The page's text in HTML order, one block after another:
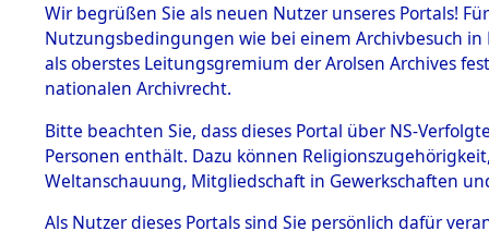
BESTÄNDE
1.
Inhaftierungsdoku
mente
1.2.9 Beim ITS
0009
Wir begrüßen Sie als neuen Nutzer unseres Portals!
Nutzungsbedingungen wie bei einem Archivbesuch
als oberstes Leitungsgremium der Arolsen Archives
nationalen Archivrecht.
Bitte beachten Sie, dass dieses Portal über NS-
Personen enthält. Dazu können
Weltanschauung, Mitgliedschaft in Gewerkschaften
Als Nutzer dieses Portals sind Sie persönlich dafür